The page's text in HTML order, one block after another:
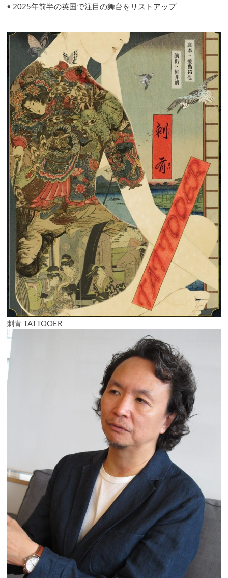
が
る
５
作
品
を
上
演
す
る
NDT
プ
レ
ミ
ア
ム・
ジ
ャ
パ
ン・
ツ
ア
ー
• 2025年前半の英国で注目の舞台をリストアップ
刺青 TATTOOER